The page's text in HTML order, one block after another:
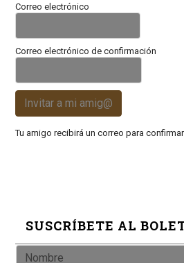
Correo electrónico
Correo electrónico de confirmación
Invitar a mi amig@
Tu amigo recibirá un correo para
SUSCRÍBETE AL